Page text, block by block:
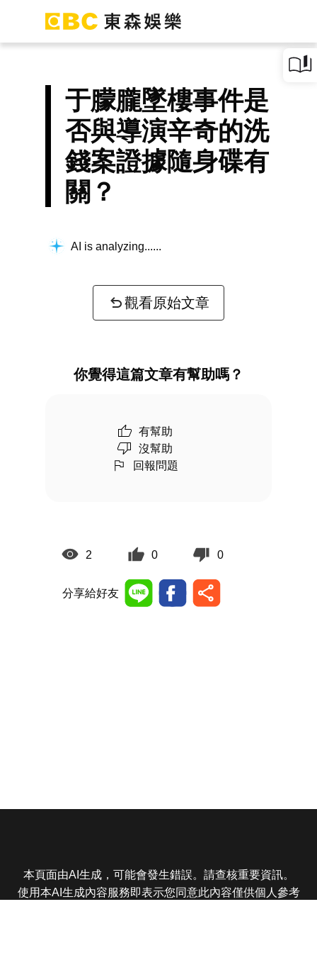
于朦朧墜樓事件是
否與導演辛奇的洗
錢案證據隨身碟有
關？
AI is analyzing...
觀看原始文章
你覺得這篇文章有幫助嗎？
有幫助
沒幫助
回報問題
2 0 0
分享給好友
本頁面由AI生成，可能會發生錯誤。請查核重要資訊。
使用本AI生成內容服務即表示您同意此內容僅供個人參考